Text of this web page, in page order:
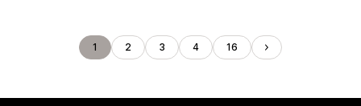
1 2 3 4 16